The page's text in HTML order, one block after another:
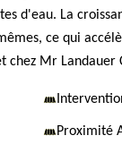
d'eau. La
ce qui
chez Mr Landauer
Proximité